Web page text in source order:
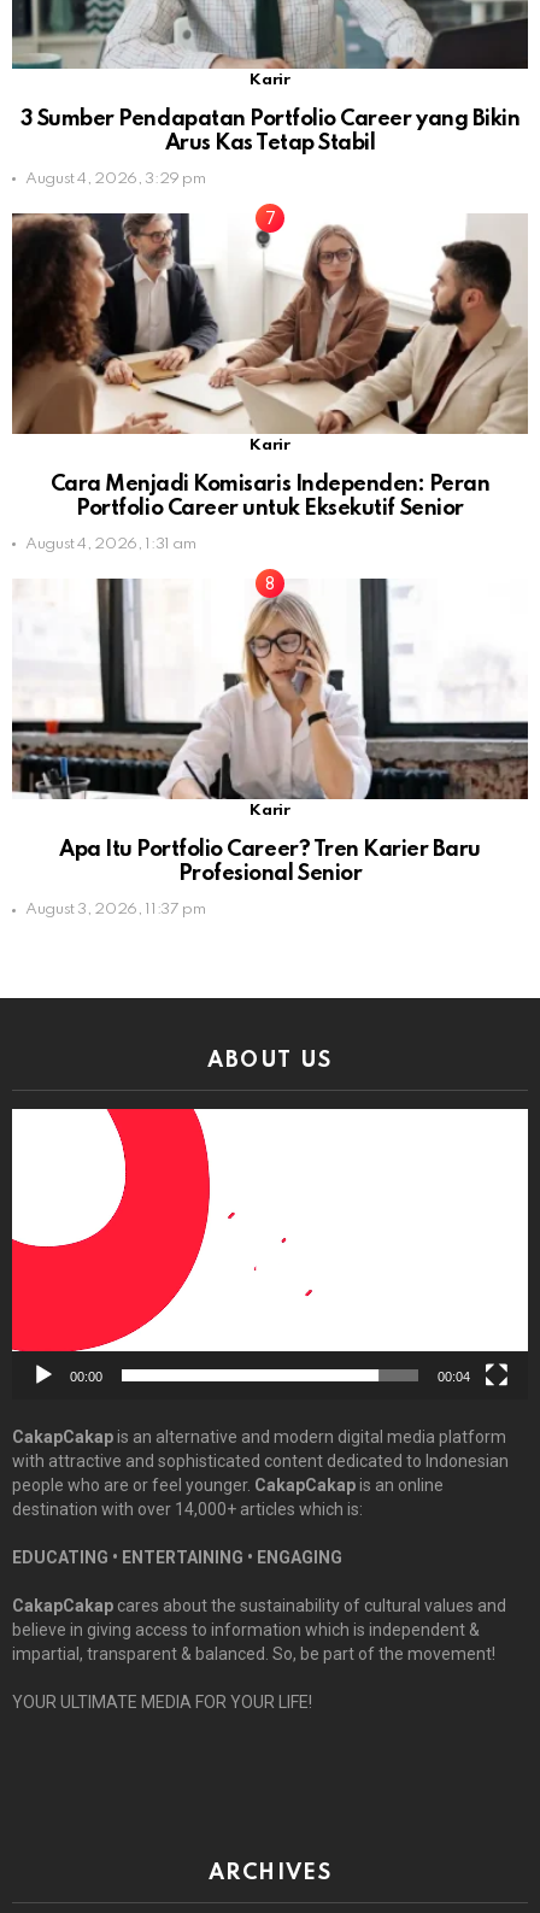
Karir
3 Sumber Pendapatan Portfolio Career yang Bikin
Arus Kas Tetap Stabil
August 4, 2026, 3:29 pm
Karir
Cara Menjadi Komisaris Independen: Peran
Portfolio Career untuk Eksekutif Senior
August 4, 2026, 1:31 am
Karir
Apa Itu Portfolio Career? Tren Karier Baru
Profesional Senior
August 3, 2026, 11:37 pm
ABOUT US
00:00 00:04
CakapCakapis an alternative and modern digital media platform
with attractive and sophisticated content dedicated to Indonesian
people who are or feel younger. CakapCakapis an online
destination with over 14,000+ articles which is:
EDUCATING • ENTERTAINING • ENGAGING
CakapCakap cares about the sustainability of cultural values and
believe in giving access to information which is independent &
impartial, transparent & balanced. So, be part of the movement!
YOUR ULTIMATE MEDIA FOR YOUR LIFE!
ARCHIVES